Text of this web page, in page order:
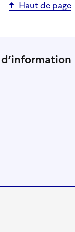
Haut de page